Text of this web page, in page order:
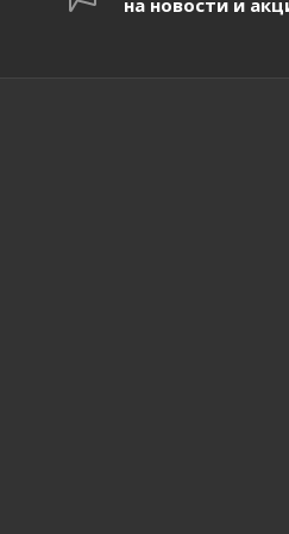
на новости и